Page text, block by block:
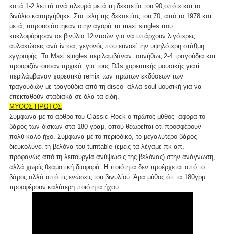
κατά 1-2 λεπτά ανά πλευρά μετά τη δεκαετία του 90,οπότε και το
βινύλιο καταργήθηκε. Στα τέλη της δεκαετίας του 70, από το 1978 και
μετά, παρουσιάστηκαν στην αγορά τα maxi singles που
κυκλοφόρησαν σε βινύλιο 12ιντσών για να υπάρχουν λιγότερες
αυλακώσεις ανά ίντσα, γεγονός που ευνοεί την υψηλότερη στάθμη
εγγραφής. Τα Maxi singles περιλαμβάναν συνήθως 2-4 τραγούδια και
προοριζόντουσαν αρχικά για τους DJs χορευτικής μουσικής γιατί
περιλάμβαναν χορευτικά remix των πρώτων εκδόσεων των
τραγουδιών με τραγούδια από τη disco αλλά soul μουσική για να
επεκταθούν σταδιακά σε όλα τα είδη.
ΜΥΘΟΣ ΠΡΩΤΟΣ
Σύμφωνα με το άρθρο του Classic Rock ο πρώτος μύθος αφορά το
βάρος των δίσκων στα 180 γραμ, όπου θεωρείται ότι προσφέρουν
πολύ καλό ήχο. Σύμφωνα με το περιοδικό, το μεγαλύτερο βάρος
διευκολύνει τη βελόνα του turntable (εμείς τα λέγαμε πκ απ,
προφανώς από τη λειτουργία ανύψωσις της βελόνας) στην ανάγνωση,
αλλά χωρίς θεαματική διαφορά. Η ποιότητα δεν προέρχεται από το
βάρος αλλά από τις ενώσεις του βινυλίου. Άρα μύθος ότι τα 180γρμ.
προσφέρουν καλύτερη ποιότητα ήχου.